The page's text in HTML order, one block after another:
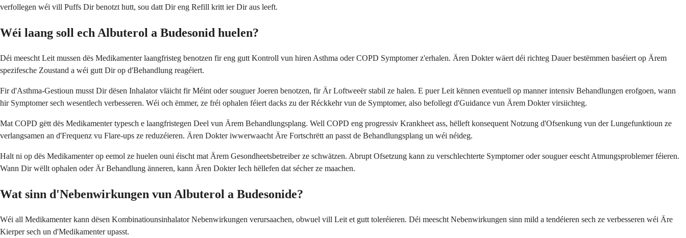
verfollegen wéi vill Puffs Dir benotzt hutt, sou datt Dir eng Refill kritt ier Dir aus leeft.
Wéi laang soll ech Albuterol a Budesonid huelen?
Déi meescht Leit mussen dës Medikamenter laangfristeg benotzen fir eng gutt Kontroll vun hiren Asthma oder COPD Symptomer z'erhalen. Ären Dokter wäert déi richteg Dauer bestëmmen baséiert op Ärem
spezifesche Zoustand a wéi gutt Dir op d'Behandlung reagéiert.
Fir d'Asthma-Gestioun musst Dir dësen Inhalator vläicht fir Méint oder souguer Joeren benotzen, fir Är Loftweeër stabil ze halen. E puer Leit kënnen eventuell op manner intensiv Behandlungen erofgoen, wann
hir Symptomer sech wesentlech verbesseren. Wéi och ëmmer, ze fréi ophalen féiert dacks zu der Réckkehr vun de Symptomer, also befollegt d'Guidance vun Ärem Dokter virsiichteg.
Mat COPD gëtt dës Medikamenter typesch e laangfristegen Deel vun Ärem Behandlungsplang. Well COPD eng progressiv Krankheet ass, hëlleft konsequent Notzung d'Ofsenkung vun der Lungefunktioun ze
verlangsamen an d'Frequenz vu Flare-ups ze reduzéieren. Ären Dokter iwwerwaacht Äre Fortschrëtt an passt de Behandlungsplang un wéi néideg.
Halt ni op dës Medikamenter op eemol ze huelen ouni éischt mat Ärem Gesondheetsbetreiber ze schwätzen. Abrupt Ofsetzung kann zu verschlechterte Symptomer oder souguer eescht Atmungsproblemer féieren.
Wann Dir wëllt ophalen oder Är Behandlung änneren, kann Ären Dokter Iech hëllefen dat sécher ze maachen.
Wat sinn d'Nebenwirkungen vun Albuterol a Budesonide?
Wéi all Medikamenter kann dësen Kombinatiounsinhalator Nebenwirkungen verursaachen, obwuel vill Leit et gutt toleréieren. Déi meescht Nebenwirkungen sinn mild a tendéieren sech ze verbesseren wéi Äre
Kierper sech un d'Medikamenter upasst.